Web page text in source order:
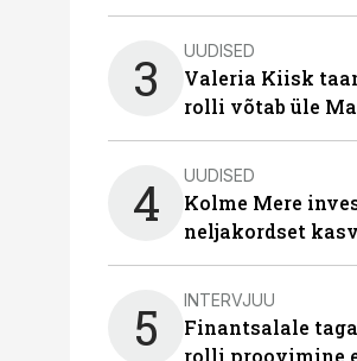
3 UUDISED
Valeria Kiisk
rolli võtab üle
4 UUDISED
Kolme Mere
neljakordset
5 INTERVJUU
Finantsalale
rolli proovimine